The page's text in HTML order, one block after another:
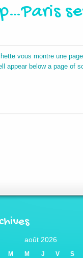
vous montre une
a page of
août 2026
M M J V S